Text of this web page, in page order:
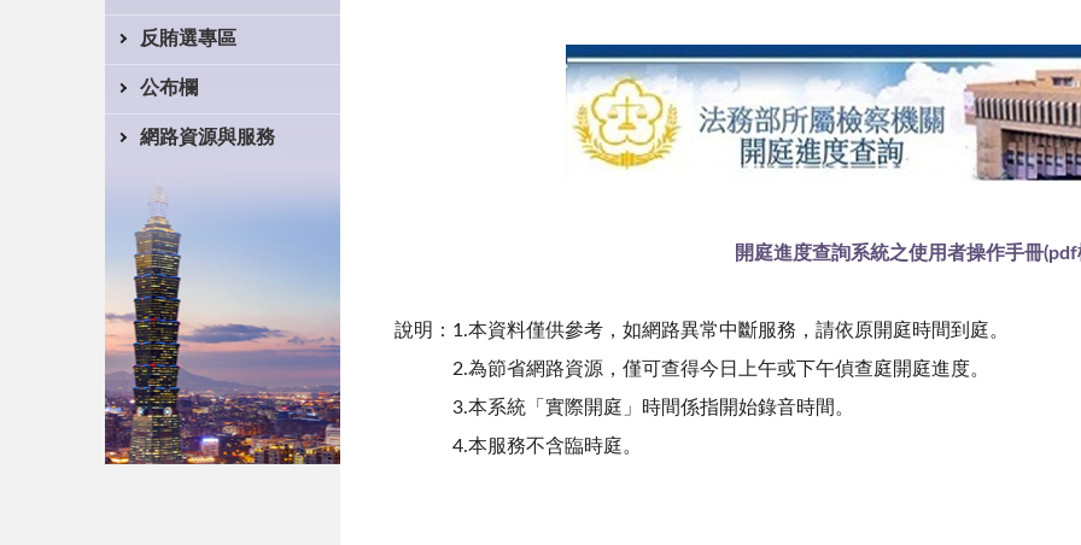
反賄選專區
公布欄
網路資源與服務
開庭進度查詢系統之使用者操作手冊(pdf
說明：1.本資料僅供參考，如網路異常中斷服務，請依原開庭時間到庭。
2.為節省網路資源，僅可查得今日上午或下午偵查庭開庭進度。
3.本系統「實際開庭」時間係指開始錄音時間。
4.本服務不含臨時庭。